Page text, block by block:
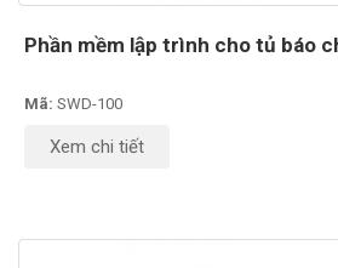
Phần mềm lập trình cho tủ báo
Mã: SWD-100
Xem chi tiết